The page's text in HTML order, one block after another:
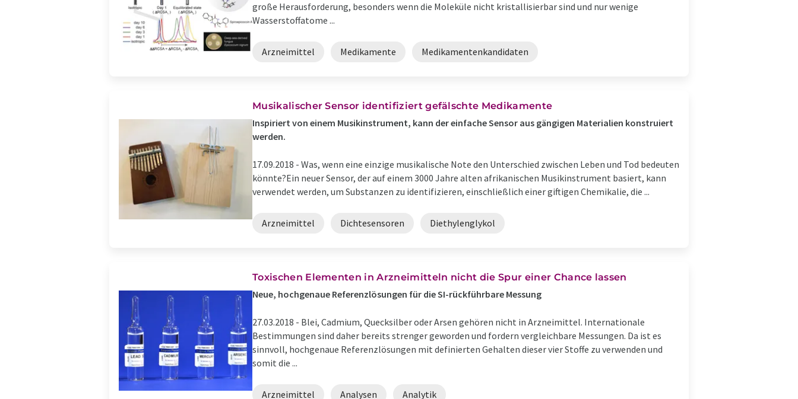
große Herausforderung, besonders wenn die Moleküle nicht kristallisierbar sind und nur wenige
Wasserstoffatome ...
Arzneimittel Medikamente Medikamentenkandidaten
Musikalischer Sensor identifiziert gefälschte Medikamente
Inspiriert von einem Musikinstrument, kann der einfache Sensor aus gängigen Materialien konstruiert
werden.
17.09.2018 - Was, wenn eine einzige musikalische Note den Unterschied zwischen Leben und Tod bedeuten
könnte?Ein neuer Sensor, der auf einem 3000 Jahre alten afrikanischen Musikinstrument basiert, kann
verwendet werden, um Substanzen zu identifizieren, einschließlich einer giftigen Chemikalie, die ...
Arzneimittel Dichtesensoren Diethylenglykol
Toxischen Elementen in Arzneimitteln nicht die Spur einer Chance lassen
Neue, hochgenaue Referenzlösungen für die SI-rückführbare Messung
27.03.2018 - Blei, Cadmium, Quecksilber oder Arsen gehören nicht in Arzneimittel. Internationale
Bestimmungen sind daher bereits strenger geworden und fordern vergleichbare Messungen. Da ist es
sinnvoll, hochgenaue Referenzlösungen mit definierten Gehalten dieser vier Stoffe zu verwenden und
somit die ...
Arzneimittel Analysen Analytik